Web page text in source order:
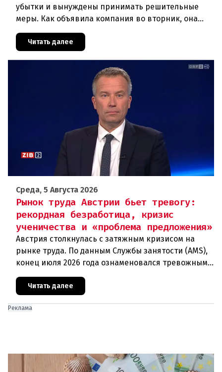
убытки и вынуждены принимать решительные
меры. Как объявила компания во вторник, она
Грац.Причиной столь жесткой экономии
Читать далее
Среда, 5 Августа 2026
Рынок труда Австрии бьет тревогу:
рекордная безработица, кризис
ученичества и «проблема предложения»
Австрия столкнулась с затяжным кризисом на
рынке труда. По данным Службы занятости (AMS),
конец июля 2026 года ознаменовался тревожными
зарегистрированы как безрабо
Читать далее
Реклама